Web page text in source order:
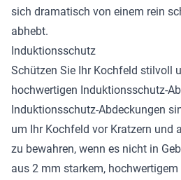
sich dramatisch von einem rein
abhebt.
Induktionsschutz
Schützen Sie Ihr Kochfeld stilvoll
hochwertigen Induktionsschutz-
Induktionsschutz-Abdeckungen
um Ihr Kochfeld vor Kratzern und
zu bewahren, wenn es nicht in
aus 2 mm starkem,